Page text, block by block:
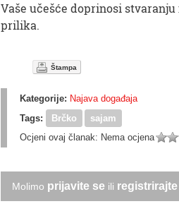
Vaše učešće doprinosi
prilika.
Štampa
Kategorije: Najava događaja
Tags:
Brčko
sajam
Ocjeni ovaj članak: Nema ocjena
Molimo prijavite se ili registrirajte